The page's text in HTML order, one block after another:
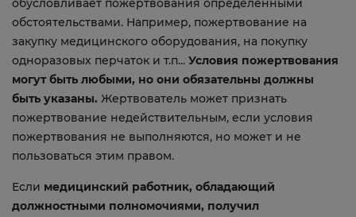
обусловливает пожертвования определенными
обстоятельствами. Например, пожертвование на
закупку медицинского оборудования, на покупку
одноразовых перчаток и т.п... Условия пожертвования
могут быть любыми, но они обязательны должны
быть указаны. Жертвователь может признать
пожертвование недействительным, если условия
пожертвования не выполняются, но может и не
пользоваться этим правом.
Если медицинский работник, обладающий
должностными полномочиями, получил